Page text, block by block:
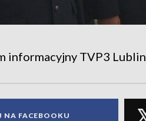
informacyjny TVP3 Lublin
NA FACEBOOKU